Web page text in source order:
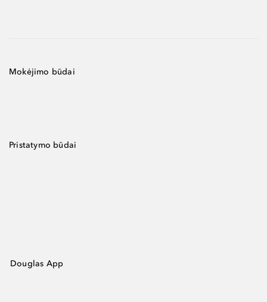
Mokėjimo būdai
Pristatymo būdai
Douglas App